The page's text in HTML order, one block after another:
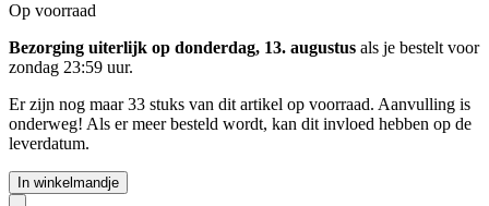
Op voorraad
Bezorging uiterlijk op donderdag, 13. augustus als je bestelt voor
zondag 23:59 uur.
Er zijn nog maar 33 stuks van dit artikel op voorraad. Aanvulling is
onderweg! Als er meer besteld wordt, kan dit invloed hebben op de
leverdatum.
In winkelmandje